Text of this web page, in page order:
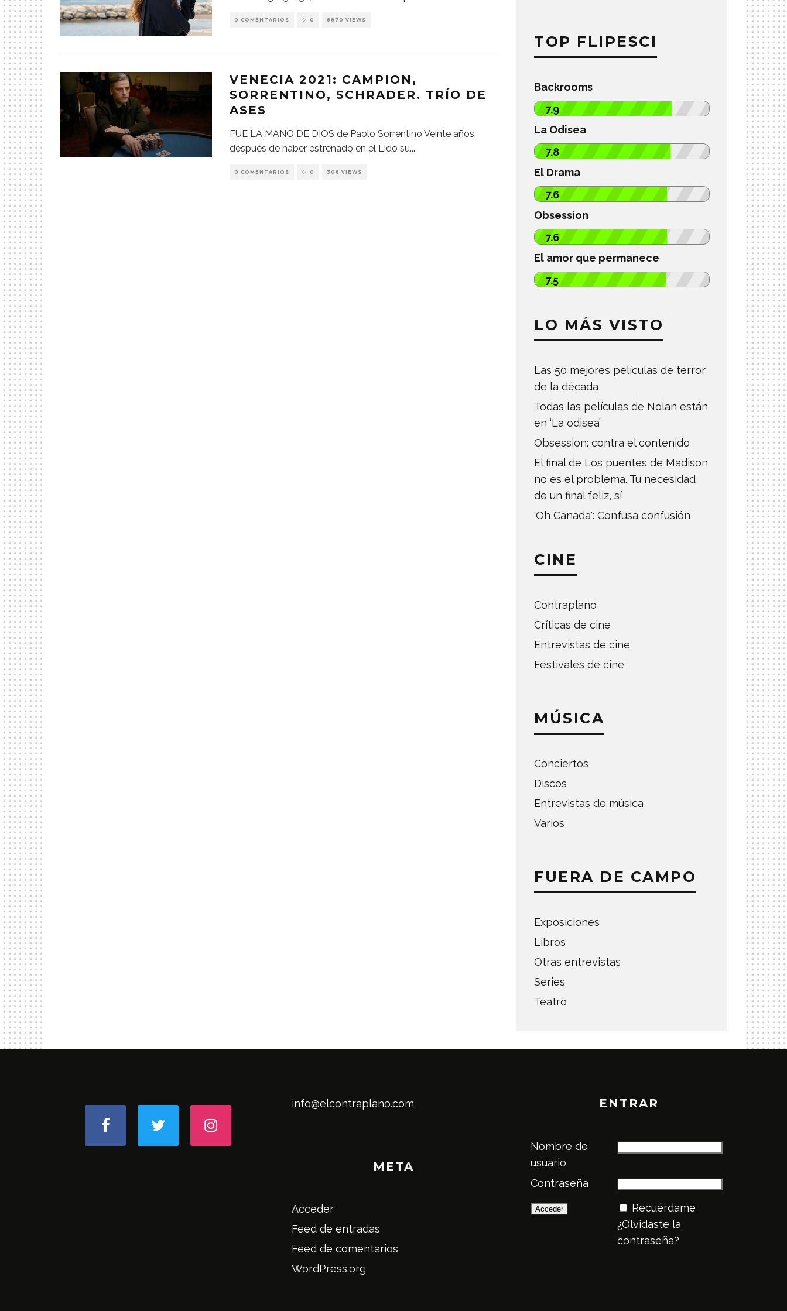
0 COMENTARIOS 0 8870 VIEWS
VENECIA 2021: CAMPION,
SORRENTINO, SCHRADER. TRÍO DE
ASES
FUE LA MANO DE DIOS de Paolo Sorrentino Veinte años
después de haber estrenado en el Lido su...
0 COMENTARIOS 0 308 VIEWS
TOP FLIPESCI
Backrooms
7.9
La Odisea
7.8
El Drama
7.6
Obsession
7.6
El amor que permanece
7.5
LO MÁS VISTO
Las 50 mejores películas de terror
de la década
Todas las películas de Nolan están
en ‘La odisea’
Obsession: contra el contenido
El final de Los puentes de Madison
no es el problema. Tu necesidad
de un final feliz, sí
'Oh Canada': Confusa confusión
CINE
Contraplano
Críticas de cine
Entrevistas de cine
Festivales de cine
MÚSICA
Conciertos
Discos
Entrevistas de música
Varios
FUERA DE CAMPO
Exposiciones
Libros
Otras entrevistas
Series
Teatro
info@elcontraplano.com
META
Acceder
Feed de entradas
Feed de comentarios
WordPress.org
ENTRAR
Nombre de
usuario
Contraseña
Recuérdame
¿Olvidaste la
contraseña?